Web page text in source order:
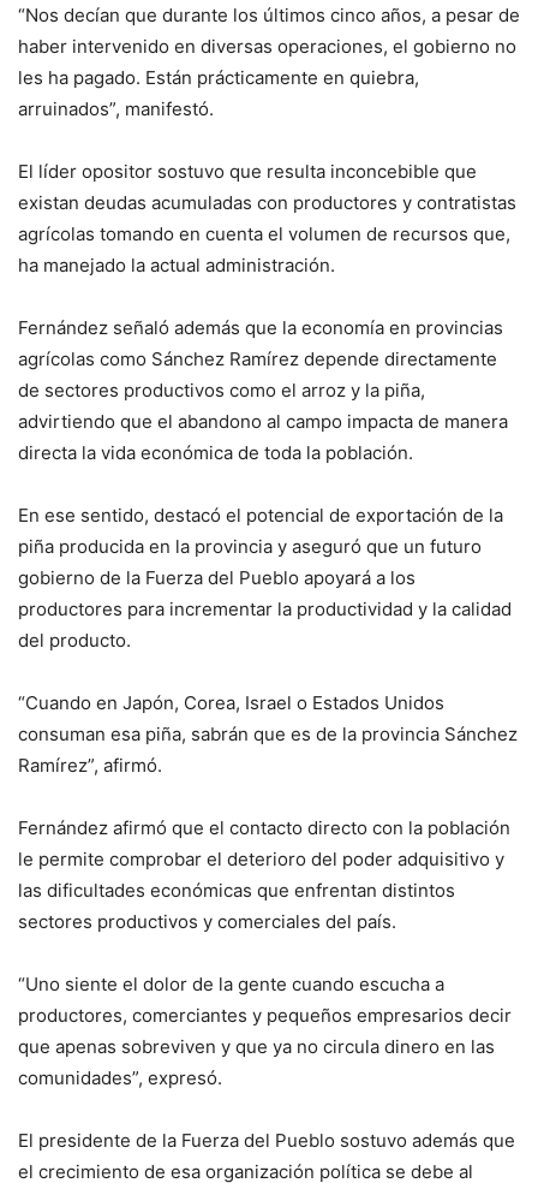
“Nos decían que durante los últimos cinco años, a pesar de
haber intervenido en diversas operaciones, el gobierno no
les ha pagado. Están prácticamente en quiebra,
arruinados”, manifestó.
El líder opositor sostuvo que resulta inconcebible que
existan deudas acumuladas con productores y contratistas
agrícolas tomando en cuenta el volumen de recursos que,
ha manejado la actual administración.
Fernández señaló además que la economía en provincias
agrícolas como Sánchez Ramírez depende directamente
de sectores productivos como el arroz y la piña,
advirtiendo que el abandono al campo impacta de manera
directa la vida económica de toda la población.
En ese sentido, destacó el potencial de exportación de la
piña producida en la provincia y aseguró que un futuro
gobierno de la Fuerza del Pueblo apoyará a los
productores para incrementar la productividad y la calidad
del producto.
“Cuando en Japón, Corea, Israel o Estados Unidos
consuman esa piña, sabrán que es de la provincia Sánchez
Ramírez”, afirmó.
Fernández afirmó que el contacto directo con la población
le permite comprobar el deterioro del poder adquisitivo y
las dificultades económicas que enfrentan distintos
sectores productivos y comerciales del país.
“Uno siente el dolor de la gente cuando escucha a
productores, comerciantes y pequeños empresarios decir
que apenas sobreviven y que ya no circula dinero en las
comunidades”, expresó.
El presidente de la Fuerza del Pueblo sostuvo además que
el crecimiento de esa organización política se debe al